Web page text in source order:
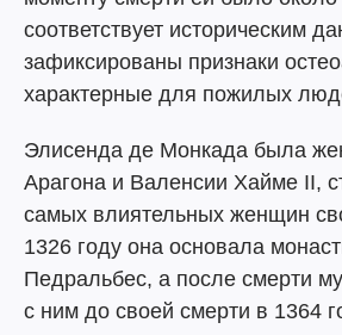
соответствует историческим
зафиксированы признаки
характерные для пожилых
Элисенда де Монкада была
Арагона и Валенсии Хайме II,
самых влиятельных женщин
1326 году она основала
Педральбес, а после смерти
с ним до своей смерти в 1364